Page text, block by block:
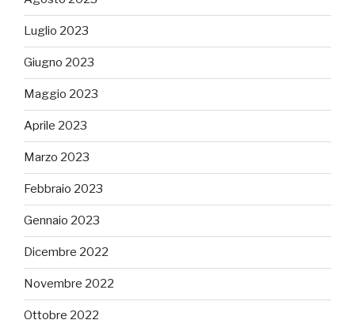
Luglio 2023
Giugno 2023
Maggio 2023
Aprile 2023
Marzo 2023
Febbraio 2023
Gennaio 2023
Dicembre 2022
Novembre 2022
Ottobre 2022